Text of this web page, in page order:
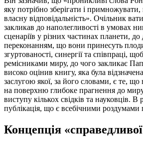
яку потрібно зберігати і
власну відповідальність». Очільник
закликав до наполегливості в умовах
сценаріїв у різних частинах планети,
переконанням, що вони принесуть
згуртованості, синергії та співпраці,
ремісниками миру, до чого закликає
високо оцінив книгу, яка була
заслугою якої, за його словами, є те, що
на поверхню глибоке прагнення до
виступу кількох свідків та науковців. В
публікація, що є всебічними
Концепція